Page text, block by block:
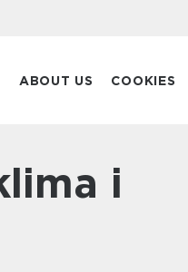
ABOUT US COOKIES